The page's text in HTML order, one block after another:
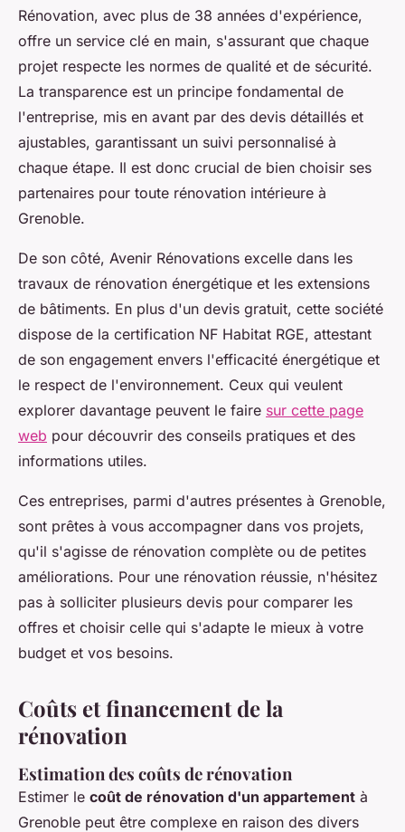
Rénovation, avec plus de 38 années d'expérience,
offre un service clé en main, s'assurant que chaque
projet respecte les normes de qualité et de sécurité.
La transparence est un principe fondamental de
l'entreprise, mis en avant par des devis détaillés et
ajustables, garantissant un suivi personnalisé à
chaque étape. Il est donc crucial de bien choisir ses
partenaires pour toute rénovation intérieure à
Grenoble.
De son côté, Avenir Rénovations excelle dans les
travaux de rénovation énergétique et les extensions
de bâtiments. En plus d'un devis gratuit, cette société
dispose de la certification NF Habitat RGE, attestant
de son engagement envers l'efficacité énergétique et
le respect de l'environnement. Ceux qui veulent
explorer davantage peuvent le faire sur cette page
web pour découvrir des conseils pratiques et des
informations utiles.
Ces entreprises, parmi d'autres présentes à Grenoble,
sont prêtes à vous accompagner dans vos projets,
qu'il s'agisse de rénovation complète ou de petites
améliorations. Pour une rénovation réussie, n'hésitez
pas à solliciter plusieurs devis pour comparer les
offres et choisir celle qui s'adapte le mieux à votre
budget et vos besoins.
Coûts et financement de la
rénovation
Estimation des coûts de rénovation
Estimer le coût de rénovation d'un appartement à
Grenoble peut être complexe en raison des divers